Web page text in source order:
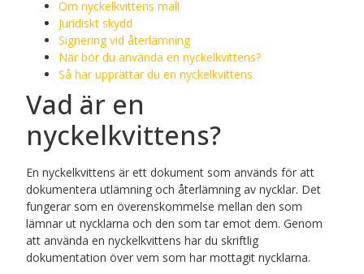
Om nyckelkvittens mall​
Juridiskt skydd
Signering vid återlämning
När bör du använda en nyckelkvittens?
Så här upprättar du en nyckelkvittens
Vad är en
nyckelkvittens?
En nyckelkvittens är ett dokument som används för att
dokumentera utlämning och återlämning av nycklar. Det
fungerar som en överenskommelse mellan den som
lämnar ut nycklarna och den som tar emot dem. Genom
att använda en nyckelkvittens har du skriftlig
dokumentation över vem som har mottagit nycklarna.